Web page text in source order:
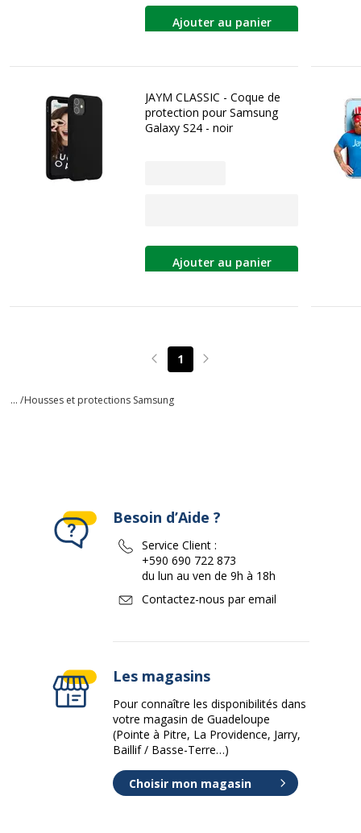
Ajouter au panier
JAYM CLASSIC - Coque de
protection pour Samsung
Galaxy S24 - noir
Ajouter au panier
Page précédente
1 Page suivante
... /Housses et protections Samsung
Besoin d’Aide ?
Service Client :
+590 690 722 873
du lun au ven de 9h à 18h
Contactez-nous par email
Les magasins
Pour connaître les disponibilités dans
votre magasin de Guadeloupe
(Pointe à Pitre, La Providence, Jarry,
Baillif / Basse-Terre…)
Choisir mon magasin